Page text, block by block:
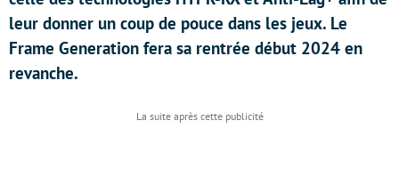
leur donner un coup de pouce dans les jeux. Le
Frame Generation fera sa rentrée début 2024 en
revanche.